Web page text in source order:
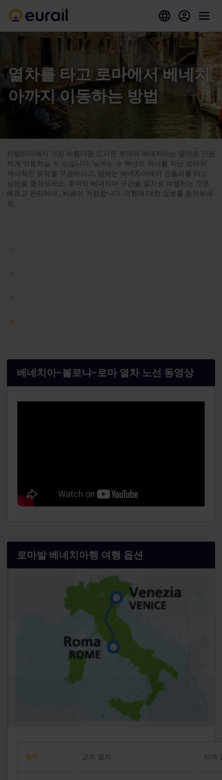
열차를 타고 로마에서 베네치
아까지 이동하는 방법
이탈리아에서 가장 아름다운 도시인 로마와 베네치아는 열차로 간편
하게 이동하실 수 있습니다. 닞에는 수 백년의 역사를 지닌 로마의
역사적인 유적을 구경하시고, 밤에는 베네치아에서 곤돌라를 타고
낭만을 즐겨보세요. 로마와 베네치아 구간을 열차로 여행하는 것은
빠르고 편리하며 , 비용이 저렴합니다. 여행에 대한 정보를 찾아보세
요.
베네치아-볼로냐-로마 열차 노선 동영상
로마발 베네치아행 여행 옵션
열차 고속 열차 지역